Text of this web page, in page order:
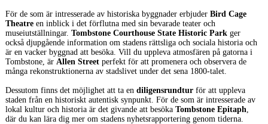
För de som är intresserade av historiska byggnader erbjuder Bird Cage
Theatreen inblick i det förflutna med sin bevarade teater och
museiutställningar. Tombstone Courthouse State Historic Parkger
också djupgående information om stadens rättsliga och sociala historia och
är en vacker byggnad att besöka. Vill du uppleva atmosfären på gatorna i
Tombstone, är Allen Streetperfekt för att promenera och observera de
många rekonstruktionerna av stadslivet under det sena 1800-talet.
Dessutom finns det möjlighet att ta en diligensrundturför att uppleva
staden från en historiskt autentisk synpunkt. För de som är intresserade av
lokal kultur och historia är det givande att besöka Tombstone Epitaph,
där du kan lära dig mer om stadens nyhetsrapportering genom tiderna.